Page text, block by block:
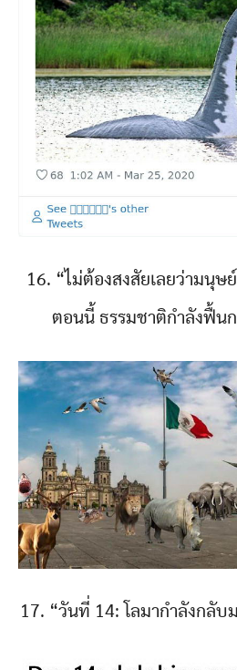
16. “ไม่ต้องสงสัยเลยว่ามนุษ
ตอนนี้ ธรรมชาติกำลังฟื้น
17. “วันที่ 14: โลมากำลังกลั